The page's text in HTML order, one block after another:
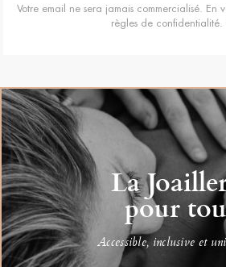
Votre email ne sera jamais commercialisé. En
règles de confidentialité.
La
pour
Accessible, inclusive et